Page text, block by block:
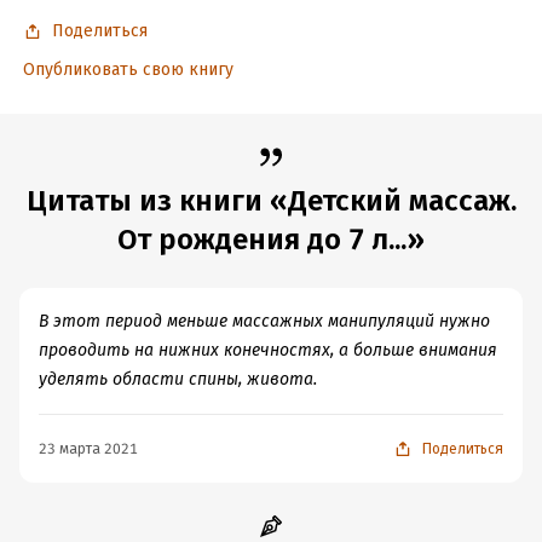
Поделиться
Опубликовать свою книгу
Цитаты из книги «Детский массаж.
От рождения до 7 л...»
В этот период меньше массажных манипуляций нужно
проводить на нижних конечностях, а больше внимания
уделять области спины, живота.
23 марта 2021 Поделиться